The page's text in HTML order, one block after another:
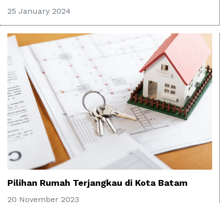
25 January 2024
Pilihan Rumah Terjangkau di Kota Batam
20 November 2023